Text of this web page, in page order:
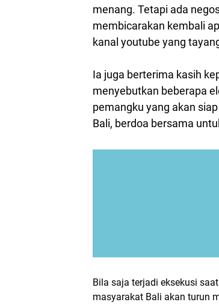
menang. Tetapi ada
membicarakan kembali
kanal youtube yang
Ia juga berterima kasih
menyebutkan beberapa
pemangku yang akan
Bali, berdoa bersama
Bila saja terjadi eksekusi
masyarakat Bali akan turun